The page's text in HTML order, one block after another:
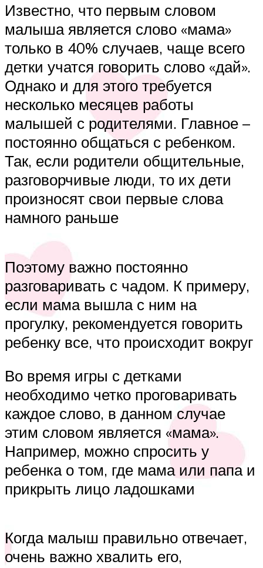
Известно, что первым словом
малыша является слово «мама»
только в 40% случаев, чаще всего
детки учатся говорить слово «дай».
Однако и для этого требуется
несколько месяцев работы
малышей с родителями. Главное –
постоянно общаться с ребенком.
Так, если родители общительные,
разговорчивые люди, то их дети
произносят свои первые слова
намного раньше
Поэтому важно постоянно
разговаривать с чадом. К примеру,
если мама вышла с ним на
прогулку, рекомендуется говорить
ребенку все, что происходит вокруг
Во время игры с детками
необходимо четко проговаривать
каждое слово, в данном случае
этим словом является «мама».
Например, можно спросить у
ребенка о том, где мама или папа и
прикрыть лицо ладошками
Когда малыш правильно отвечает,
очень важно хвалить его,